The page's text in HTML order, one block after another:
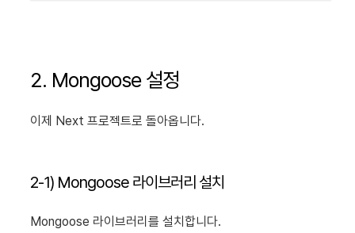
2. Mongoose 설정
이제 Next 프로젝트로 돌아옵니다.
2-1) Mongoose 라이브러리 설치
Mongoose 라이브러리를 설치합니다.